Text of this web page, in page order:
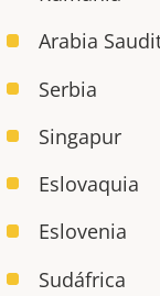
Arabia
Serbia
Singapur
Eslovaquia
Eslovenia
Sudáfrica